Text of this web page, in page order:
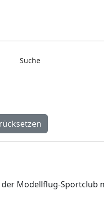
Suche
um nach einer
Modellflug-Sportclub